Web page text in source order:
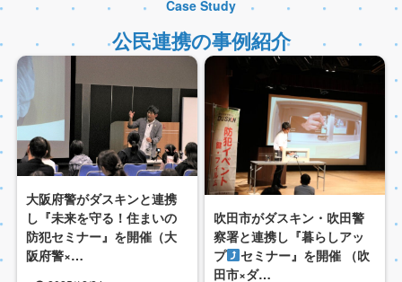
Case Study
公民連携の事例紹介
大阪府警がダスキンと連携
し『未来を守る！住まいの
防犯セミナー』を開催（大
阪府警×…
吹田市がダスキン・吹田警
察署と連携し『暮らしアッ
プ
セミナー』を開催 （吹
田市×ダ…